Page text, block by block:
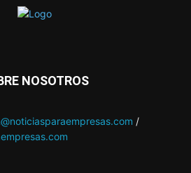
NOSOTROS
/